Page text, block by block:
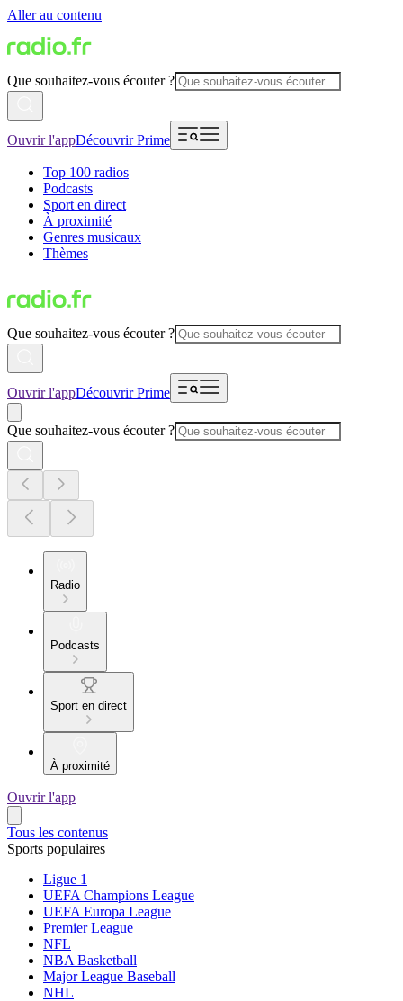
Aller au contenu
Que souhaitez-vous écouter ?
Ouvrir l'appDécouvrir Prime
Top 100 radios
Podcasts
Sport en direct
À proximité
Genres musicaux
Thèmes
Que souhaitez-vous écouter ?
Ouvrir l'appDécouvrir Prime
Que souhaitez-vous écouter ?
Radio
Podcasts
Sport en direct
À proximité
Ouvrir l'app
Tous les contenus
Sports populaires
Ligue 1
UEFA Champions League
UEFA Europa League
Premier League
NFL
NBA Basketball
Major League Baseball
NHL